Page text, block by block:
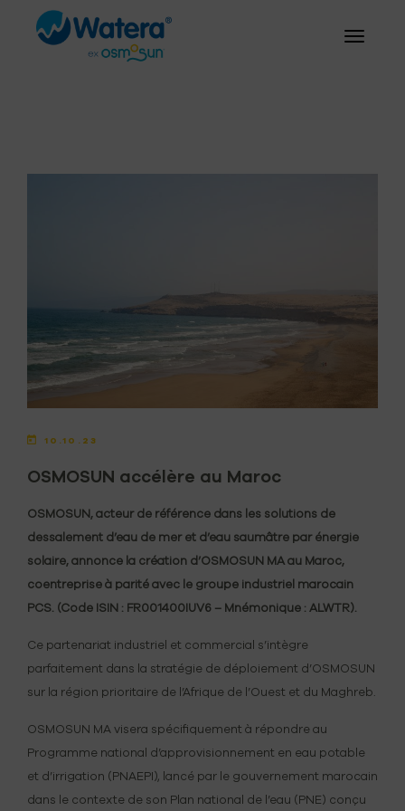
10.10.23
OSMOSUN accélère au Maroc
OSMOSUN, acteur de référence dans les solutions de
dessalement d’eau de mer et d’eau saumâtre par énergie
solaire, annonce la création d’OSMOSUN MA au Maroc,
coentreprise à parité avec le groupe industriel marocain
PCS. (Code ISIN : FR001400IUV6 – Mnémonique : ALWTR).
Ce partenariat industriel et commercial s’intègre
parfaitement dans la stratégie de déploiement d’OSMOSUN
sur la région prioritaire de l’Afrique de l’Ouest et du Maghreb.
OSMOSUN MA visera spécifiquement à répondre au
Programme national d’approvisionnement en eau potable
et d’irrigation (PNAEPI), lancé par le gouvernement marocain
dans le contexte de son Plan national de l’eau (PNE) conçu